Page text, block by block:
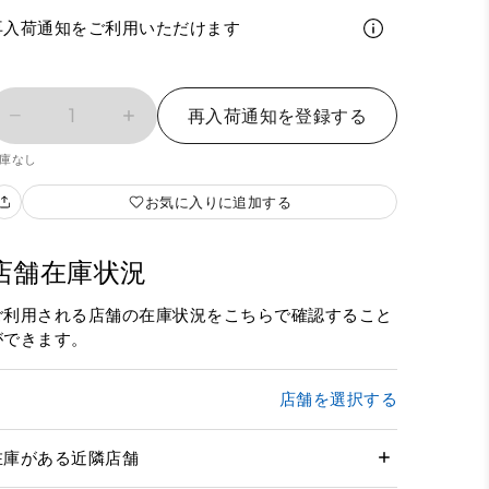
入荷通知をご利用いただけます
1 再入荷通知を登録する
なし
お気に入りに追加する
舗在庫状況
利用される店舗の在庫状況をこちらで確認すること
きます。
店舗を選択する
庫がある近隣店舗